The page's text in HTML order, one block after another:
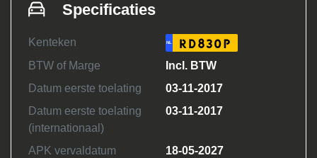
Specificaties
Kenteken NL RD830P
BTW of Marge
Incl. BTW
Datum eerste toelating
03-11-2017
Datum eerste toelating
(internationaal)
03-11-2017
APK vervaldatum
18-05-2027